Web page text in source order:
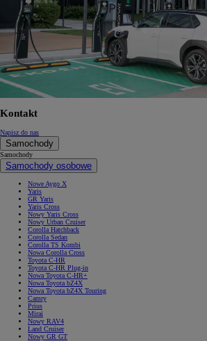
Kontakt
Napisz do nas
Samochody
Samochody
Samochody osobowe
Nowe Aygo X
Yaris
GR Yaris
Yaris Cross
Nowy Yaris Cross
Nowy Urban Cruiser
Corolla Hatchback
Corolla Sedan
Corolla TS Kombi
Nowa Corolla Cross
Toyota C-HR
Toyota C-HR Plug-in
Nowa Toyota C-HR+
Nowa Toyota bZ4X
Nowa Toyota bZ4X Touring
Camry
Prius
Mirai
Nowy RAV4
Land Cruiser
Nowy GR GT